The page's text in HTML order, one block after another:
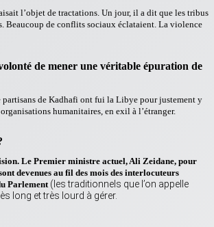
l’objet de tractations. Un jour, il a dit que les tribus
Beaucoup de conflits sociaux éclataient. La violence
de mener une véritable épuration de
partisans de Kadhafi ont fui la Libye pour justement y
humanitaires, en exil à l’étranger.
Le Premier ministre actuel, Ali Zeidane, pour
devenues au fil des mois des interlocuteurs
Parlement(les traditionnels que l’on appelle
long et très lourd à gérer.